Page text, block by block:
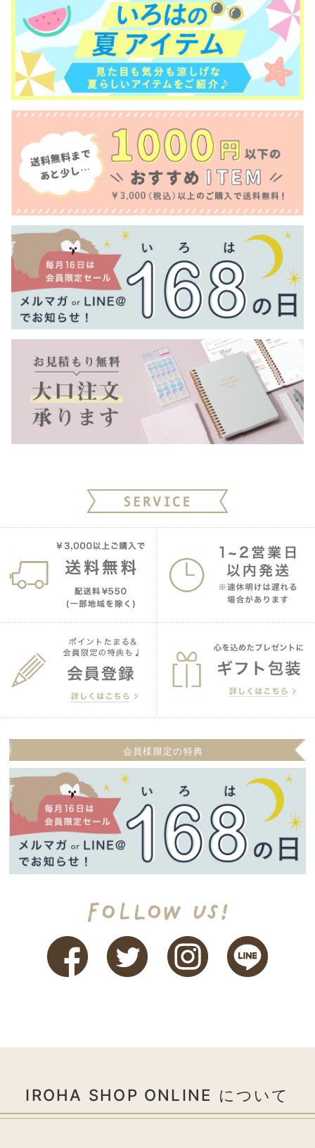
会員様限定の特典
IROHA SHOP ONLINE について